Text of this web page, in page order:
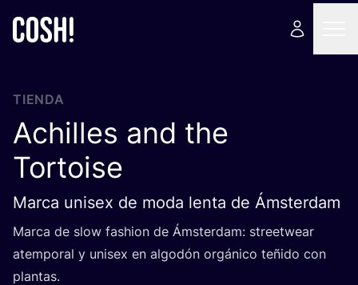
TIENDA
Achilles and the
Tortoise
Marca unisex de moda lenta de Ámsterdam
Mar­ca de slow fashion de Áms­ter­dam: street­wear
atem­po­ral y uni­sex en algo­dón orgá­ni­co teñi­do con
plantas.